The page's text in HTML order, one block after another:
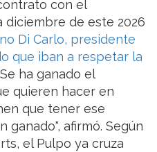
con el
diciembre de este 2026
Di Carlo, presidente
que iban a respetar la
ha ganado el
quieren hacer en
que tener ese
ganado", afirmó. Según
el Pulpo ya cruza